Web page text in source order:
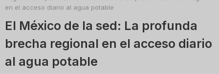
en el acceso diario al agua potable
El México de la sed: La profunda
brecha regional en el acceso diario
al agua potable